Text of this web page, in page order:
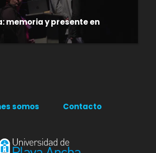
memoria y presente en
somos Contacto